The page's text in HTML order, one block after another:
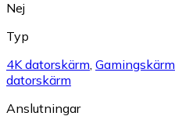
Nej
Typ
4K datorskärm Gamingskärm
datorskärm
Anslutningar